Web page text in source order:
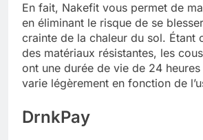
En fait, Nakefit vous permet de
en éliminant le risque de se
crainte de la chaleur du sol. Étant
des matériaux résistantes, les
ont une durée de vie de 24
varie légèrement en fonction de
DrnkPay